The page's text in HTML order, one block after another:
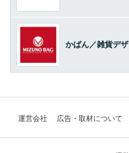
かばん／雑貨デ
運営会社 広告・取材について